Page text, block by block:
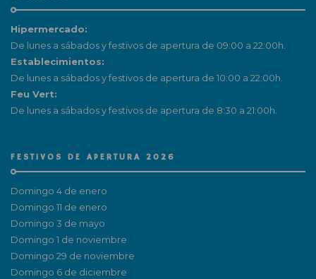
Hipermercado:
De lunes a sábados y festivos de apertura de 09:00 a 22:00h.
Establecimientos:
De lunes a sábados y festivos de apertura de 10:00 a 22:00h.
Feu Vert:
De lunes a sábados y festivos de apertura de 8:30 a 21:00h.
FESTIVOS DE APERTURA 2026
Domingo 4 de enero
Domingo 11 de enero
Domingo 3 de mayo
Domingo 1 de noviembre
Domingo 29 de noviembre
Domingo 6 de diciembre